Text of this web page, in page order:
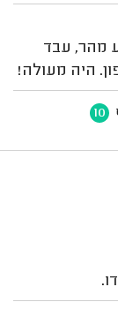
מהר, עבד
היה מעולה!
10